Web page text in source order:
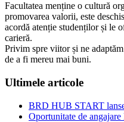
Facultatea menține o cultură
promovarea valorii, este
acordă atenție studenților și le
carieră.
Privim spre viitor și ne
de a fi mereu mai buni.
Ultimele articole
BRD HUB START
Oportunitate de